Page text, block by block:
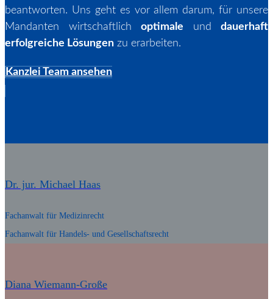
beantworten. Uns geht es vor allem darum, für unsere
Mandanten wirtschaftlich optimale und dauerhaft
erfolgreiche Lösungen zu erarbeiten.
Kanzlei Team ansehen
Dr. jur. Michael Haas
Fachanwalt für Medizinrecht
Fachanwalt für Handels- und Gesellschaftsrecht
Diana Wiemann-Große